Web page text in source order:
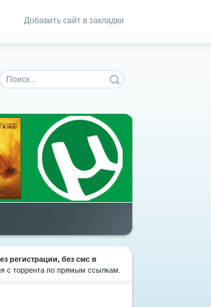
Добавить сайт в закладки
регистрации, без смс в
с торрента по прямым ссылкам.